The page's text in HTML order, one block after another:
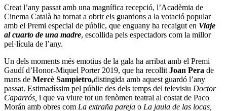
Creat l’any passat amb una magnífica recepció, l’Acadèmia de
Cinema Català ha tornat a obrir els guardons a la votació popular
amb el Premi especial de públic, que enguany ha recaigut en Viaje
al cuarto de una madre, escollida pels espectadors com la millor
pel·lícula de l’any.
Un dels moments més emotius de la gala ha arribat amb el Premi
Gaudí d’Honor-Miquel Porter 2019, que ha recollit Joan Pera de
mans de Mercè Sampietro,distingida amb aquest guardó l’any
passat. Estimadíssim pel públic des dels temps del televisiu Doctor
Caparrós, i que va viure tot un fenòmen teatral al costat de Paco
Morán amb obres com La extraña pareja o La jaula de las locas,